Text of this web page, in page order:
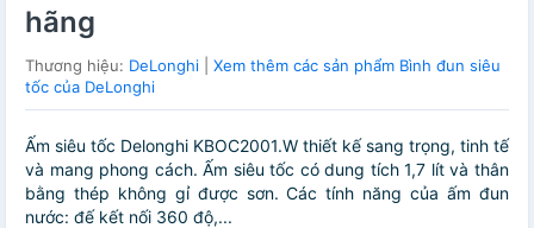
hãng
Thương hiệu: DeLonghi
Xem thêm các sản phẩm Bình đun siêu
tốc của DeLonghi
Ấm siêu tốc Delonghi KBOC2001.W thiết kế sang trọng, tinh tế
và mang phong cách. Ấm siêu tốc có dung tích 1,7 lít và thân
bằng thép không gỉ được sơn. Các tính năng của ấm đun
nước: đế kết nối 360 độ,...